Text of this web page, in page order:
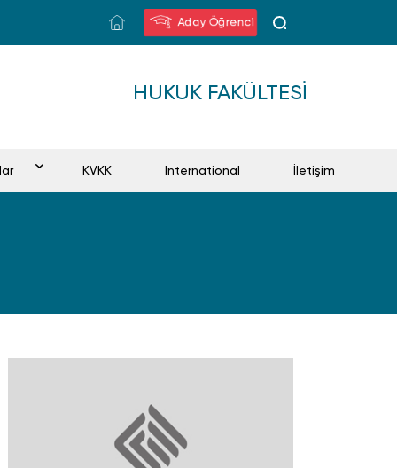
Aday Öğrenci
HUKUK FAKÜLTESI
KVKK International İletişim